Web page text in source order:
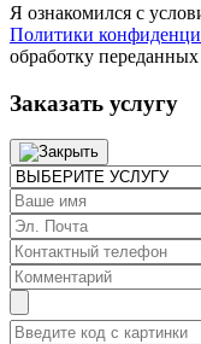
Я ознакомился с
Политики
обработку
Заказать услугу